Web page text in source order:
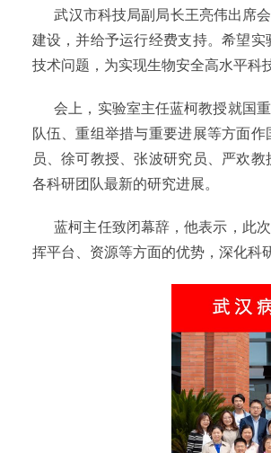
武汉市科技局副局长王亮伟出席会
建设，并给予运行经费支持。希望
技术问题，为实现生物安全高水平科
会上，实验室主任蓝柯教授就国重
队伍、重组举措与重要进展等方面
员、徐可教授、张波研究员、严欢
各科研团队最新的研究进展。
蓝柯主任致闭幕辞，他表示，此次
挥平台、资源等方面的优势，深化科